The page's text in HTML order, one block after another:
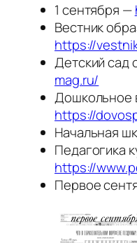
1 сентября —
Вестник
https://
Детский сад
mag.ru/
Дошкольное
https://
Начальная
Педагогика
https://
Первое